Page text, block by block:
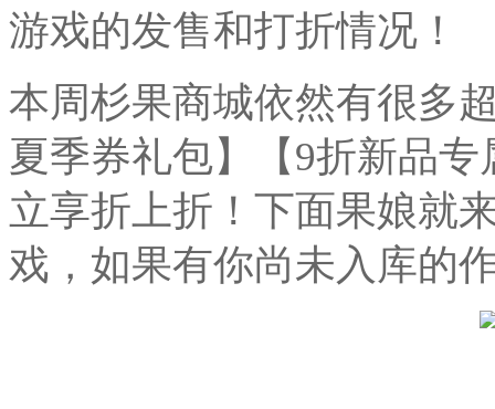
游戏的发售和打折情况！
本周杉果商城依然有很多
夏季券礼包】【9折新品
立享折上折！下面果娘就
戏，如果有你尚未入库的